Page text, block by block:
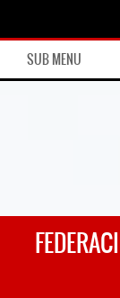
SUB MENU